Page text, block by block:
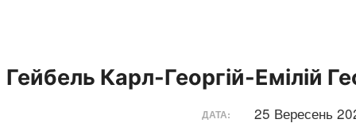
Гейбель Карл-Георгій-Емілій
ДАТА: 25 Вересень